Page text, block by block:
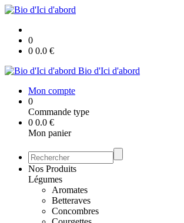
0
0 0.0 €
Bio d'Ici d'abord
Mon compte
0
Commande type
0 0.0 €
Mon panier
Nos Produits
Légumes
Aromates
Betteraves
Concombres